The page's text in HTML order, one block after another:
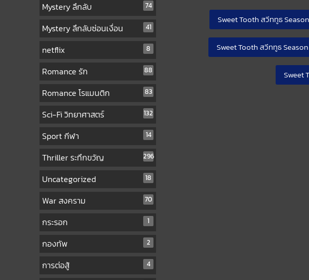
Mystery ลึกลับ 74
Mystery ลึกลับซ่อนเงื่อน 41
netflix 8
Romance รัก 88
Romance โรแมนติก 83
Sci-Fi วิทยาศาสตร์ 132
Sport กีฬา 14
Thriller ระทึกขวัญ 296
Uncategorized 18
War สงคราม 70
กระรอก 1
กองทัพ 2
การต่อสู้ 4
Sweet Tooth สวีททูธ Season
Sweet Tooth สวีททูธ Season
Sweet